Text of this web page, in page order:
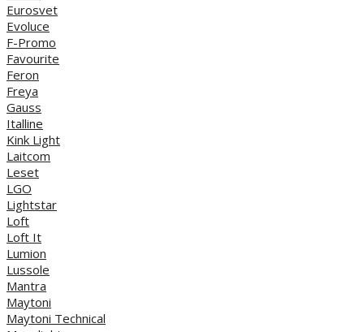
Eurosvet
Evoluce
F-Promo
Favourite
Feron
Freya
Gauss
Italline
Kink Light
Laitcom
Leset
LGO
Lightstar
Loft
Loft It
Lumion
Lussole
Mantra
Maytoni
Maytoni Technical